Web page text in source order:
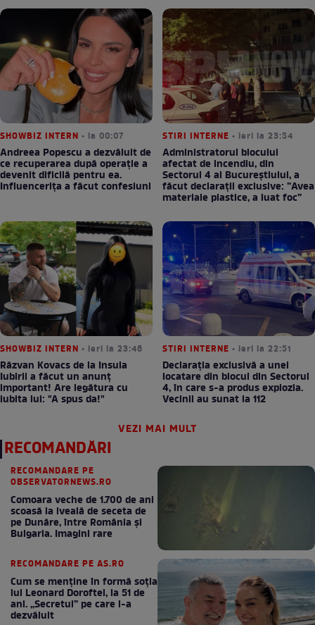
SHOWBIZ INTERN • la 00:07
Andreea Popescu a dezvăluit de
ce recuperarea după operație a
devenit dificilă pentru ea.
Influencerița a făcut confesiuni
STIRI INTERNE • ieri la 23:54
Administratorul blocului
afectat de incendiu, din
Sectorul 4 al Bucureștiului, a
făcut declarații exclusive: ”Avea
materiale plastice, a luat foc”
SHOWBIZ INTERN • ieri la 23:46
Răzvan Kovacs de la Insula
Iubirii a făcut un anunț
important! Are legătura cu
iubita lui: "A spus da!"
STIRI INTERNE • ieri la 22:51
Declarația exclusivă a unei
locatare din blocul din Sectorul
4, în care s-a produs explozia.
Vecinii au sunat la 112
VEZI MAI MULT
RECOMANDĂRI
RECOMANDARE PE
OBSERVATORNEWS.RO
Comoara veche de 1.700 de ani
scoasă la iveală de seceta de
pe Dunăre, între România şi
Bulgaria. Imagini rare
RECOMANDARE PE AS.RO
Cum se menţine în formă soţia
lui Leonard Doroftei, la 51 de
ani. „Secretul” pe care l-a
dezvăluit